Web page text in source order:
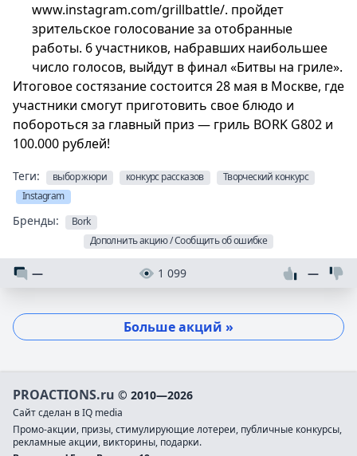
www.instagram.com/grillbattle/. пройдет
зрительское голосование за отобранные
работы. 6 участников, набравших наибольшее
число голосов, выйдут в финал «Битвы на гриле».
Итоговое состязание состоится 28 мая в Москве, где
участники смогут приготовить свое блюдо и
побороться за главный приз — гриль BORK G802 и
100.000 рублей!
Теги: выбор жюри конкурс рассказов
Творческий конкурс
Instagram
Бренды:
Bork
Дополнить акцию / Сообщить об ошибке
— 1 099 —
Больше акций »
PROACTIONS.ru © 2010—2026
Сайт сделан в IQ media
Промо-акции, призы, стимулирующие лотереи, публичные конкурсы,
рекламные акции, викторины, подарки.